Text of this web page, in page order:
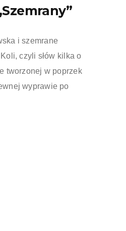
i szemrane
czyli słów kilka o
tworzonej w poprzek
wyprawie po